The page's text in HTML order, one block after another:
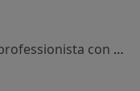
Questo centro non ha nessun professionista con date disponibili